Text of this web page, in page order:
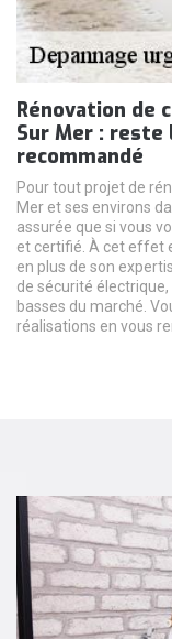
Rénovation de
Sur Mer :
recommandé
Pour tout projet de
Mer et ses environs
assurée que si vous
et certifié. À cet effet
en plus de son
de sécurité
basses du marché.
réalisations en vous